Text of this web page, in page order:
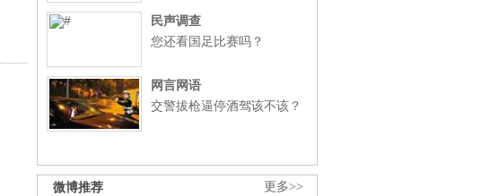
民声调查
您还看国足比赛吗？
网言网语
交警拔枪逼停酒驾该不该？
更多>>
微博推荐